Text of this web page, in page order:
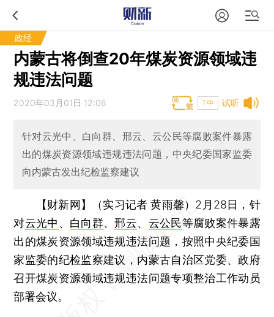
政经
内蒙古将倒查20年煤炭资源领域违
规违法问题
试听
2020年03月01日 12:06 T中
针对云光中、白向群、邢云、云公民等腐败案件暴露
出的煤炭资源领域违规违法问题，中央纪委国家监委
向内蒙古发出纪检监察建议
【财新网】（实习记者 黄雨馨） 2月28日，针
对云光中 、 白向群、邢云、 云公民等腐败案件暴露
出的煤炭资源领域违规违法问题，按照中央纪委国
家监委的纪检监察建议，内蒙古自治区党委、政府
召开煤炭资源领域违规违法问题专项整治工作动员
部署会议。